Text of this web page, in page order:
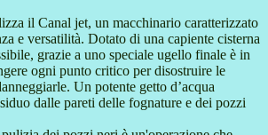
il Canal jet, un macchinario caratterizzato
e versatilità. Dotato di una capiente cisterna
grazie a uno speciale ugello finale è in
ogni punto critico per disostruire le
Un potente getto d’acqua
dalle pareti delle fognature e dei pozzi